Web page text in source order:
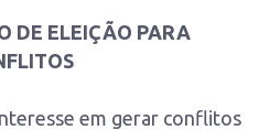
DE ELEIÇÃO PARA
em gerar conflitos